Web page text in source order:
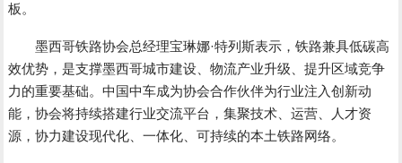
板。
墨西哥铁路协会总经理宝琳娜·特列斯表示，铁路兼具低碳高
效优势，是支撑墨西哥城市建设、物流产业升级、提升区域竞争
力的重要基础。中国中车成为协会合作伙伴为行业注入创新动
能，协会将持续搭建行业交流平台，集聚技术、运营、人才资
源，协力建设现代化、一体化、可持续的本土铁路网络。